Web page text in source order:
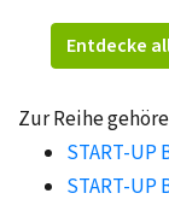
Entdecke
Zur Reihe
START-UP
START-UP